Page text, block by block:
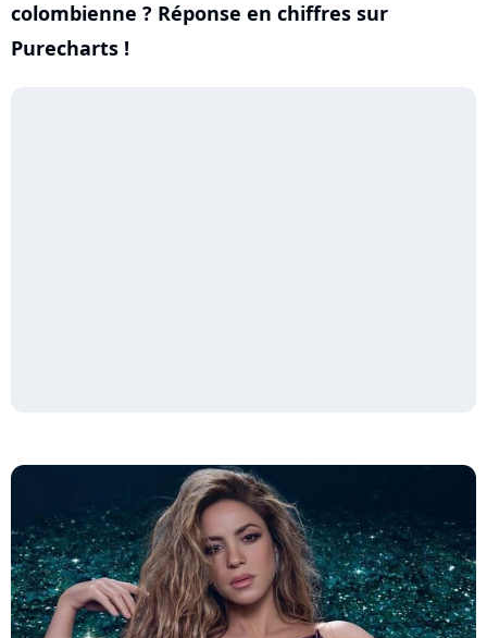
colombienne ? Réponse en chiffres sur
Purecharts !